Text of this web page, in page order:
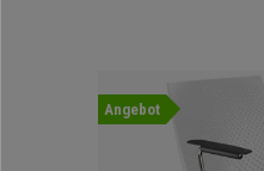
Angebot